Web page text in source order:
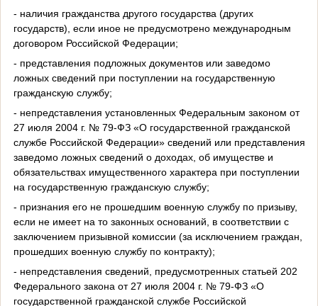
- наличия гражданства другого государства (других
государств), если иное не предусмотрено международным
договором Российской Федерации;
- представления подложных документов или заведомо
ложных сведений при поступлении на государственную
гражданскую службу;
- непредставления установленных Федеральным законом от
27 июля 2004 г. № 79-ФЗ «О государственной гражданской
службе Российской Федерации» сведений или представления
заведомо ложных сведений о доходах, об имуществе и
обязательствах имущественного характера при поступлении
на государственную гражданскую службу;
- признания его не прошедшим военную службу по призыву,
если не имеет на то законных оснований, в соответствии с
заключением призывной комиссии (за исключением граждан,
прошедших военную службу по контракту);
- непредставления сведений, предусмотренных статьей 202
Федерального закона от 27 июля 2004 г. № 79-ФЗ «О
государственной гражданской службе Российской